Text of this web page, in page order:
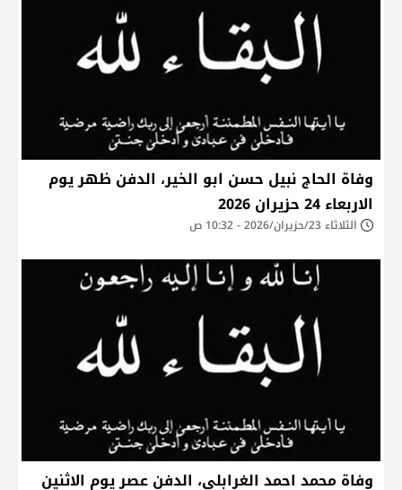
وفاة الحاج نبيل حسن ابو الخير، الدفن ظهر يوم
الاربعاء 24 حزيران 2026
الثلاثاء 23/حزيران/2026 - 10:32 ص
وفاة محمد احمد الغرابلي، الدفن عصر يوم الاثنين